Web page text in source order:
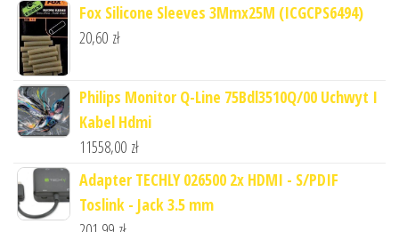
Fox Silicone Sleeves 3Mmx25M (ICGCPS6494)
20,60 zł
Philips Monitor Q-Line 75Bdl3510Q/00 Uchwyt I
Kabel Hdmi
11558,00 zł
Adapter TECHLY 026500 2x HDMI - S/PDIF
Toslink - Jack 3.5 mm